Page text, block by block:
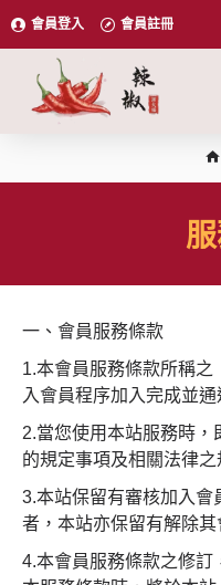
會員登入 會員註冊
一、會員服務條款
1.本會員服務條款所稱
入會員程序加入完成並通
2.當您使用本站服務時
的規定事項及相關法律之
3.本站保留有審核加入會
者，本站亦保留有解除其
4.本會員服務條款之修訂